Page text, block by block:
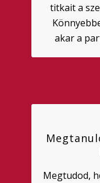
titkait a
akar a
Megtudod,